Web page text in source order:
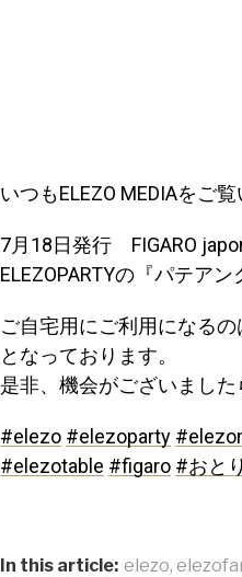
いつもELEZO MEDIAをご
7月18日発行 FIGARO
ELEZOPARTYの『パテア
ご自宅用にご利用になる
となっております。
是非、機会がございました
#elezo #elezoparty
#elezotable #figaro #おと
In this article: elezo,